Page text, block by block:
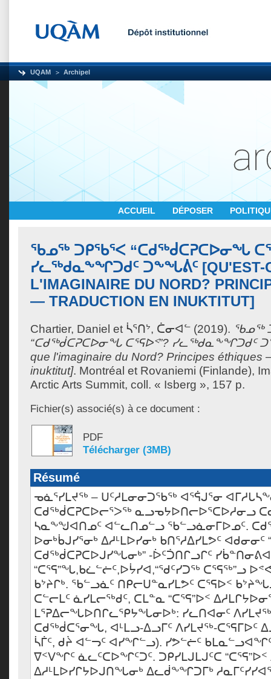
UQAM Archipel
ACCUEIL DÉPOSER
ᖃᓄᖅ ᑐᑭᖃᕐᐸ “ᑕᑯᖅᑰᑕᕈᑕᐅᓂᖓ
ᓯᓚᖅᑯᓇᖕᖏᑐᑯᑦ ᑐᖕᖓᕖᑦ [QU'EST-
L'IMAGINAIRE DU NORD?
— TRADUCTION EN INUKTITUT]
Chartier, Daniel et ᓵᕐᑎᔾ, ᑖᓂᐊᓪ (2019). ᖃᓄᖅ
“ᑕᑯᖅᑰᑕᕈᑕᐅᓂᖓ ᑕᕐᕋᐅᑉ”? ᓯᓚᖅᑯᓇᖕᖏᑐᑯᑦ
que l'imaginaire du Nord? Principes éthiques
inuktitut]. Montréal et Rovaniemi (Finlande),
Arctic Arts Summit, coll. « Isberg », 157 p.
Fichier(s) associé(s) à ce document :
PDF
Télécharger (3MB)
Résumé
ᓀᓈᕐᓯᒪᔪᖅ – ᑌᑦᓱᒪᓂᓂᑐᖃᖅ ᐊᕐᕌᒍᕐᓂ
ᑕᑯᖅᑰᑕᕈᑕᐅᓕᕐᐳᖅ ᓇᓗᓀᔭᐅᑎᓕᐅᕐᑕᐅᓱᓂᓗ
ᓴᓇᖕᖑᐊᑎᓄᑦ ᐊᓪᓚᑎᓄᓪᓗ ᖃᓪᓗᓈᓂᒥᐅᓄᑦ.
ᐅᓂᒃᑳᒍᓯᕐᓂᒃ ᐃᓱᒻᒪᐅᓯᓂᒃ ᑲᑎᕐᓱᐃᓯᒪᕗᑦ ᐊᑯᓂᓂᑦ
ᑕᑯᖅᑰᑕᕈᑕᐅᒍᓯᖓᓂᒃ” -ᐆᑦᑑᑎᒋᓗᒋᑦ
“ᑕᕐᕋ”ᖓ,ᑲᓛᓪᓖᑦ,ᐅᔮᓯᐊ,“ᖁᑦᓯᑐᖅ ᑕᕐᕋᖅ”ᓗ
ᑲᔾᔨᒋᒃ. ᖃᓪᓗᓈᑦ ᑎᑭᓕᑌᓐᓇᓯᒪᕗᑦ ᑕᕐᕋᐅᑉ
ᑕᓪᓕᒪᑦ ᓈᓯᒪᓕᖅᑯᑦ, ᑕᒪᓐᓇ “ᑕᕐᕋ”ᐅᑉ
ᒪᕐᕈᐃᓕᖓᐅᑎᒋᓚᕿᔭᖓᓂᐅᒃ: ᓯᓚᑎᐊᓂᑦ
ᑕᑯᖅᑰᑕᕐᓂᖓ, ᐊᒻᒪᓗ-ᐃᓗᒥᑦ ᐱᓯᒪᔪᖅ-ᑕᕐᕋᒥᐅᑦ
ᓵᒦᑦ, ᑯᔩ ᐊᓪᓓᑦ ᐊᓯᖏᓪᓗ). ᓯᕗᓪᓖᑦ
ᐁᑉᐯᖏᑦ ᓈᓚᑦᑕᐅᖏᑦᑐᑦ. ᑐᑭᓯᒪᒍᒪᒍᑦᑕ
ᐃᓱᒻᒪᐅᓯᒋᔭᐅᒍᑎᖓᓂᒃ ᐃᓚᑰᖕᖏᑐᒥᒃ